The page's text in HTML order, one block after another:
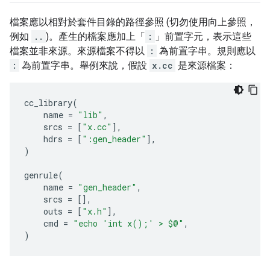
檔案應以相對於套件目錄的路徑參照 (切勿使用向上參照，
例如
.. )。產生的檔案應加上「 :
」前置字元，表示這些
檔案並非來源。來源檔案不得以
: 為前置字串。規則應以
: 為前置字串。舉例來說，假設 x.cc 是來源檔案：
cc_library(
name = "lib" ,
srcs = [ "x.cc" ],
hdrs = [ ":gen_header" ],
)
genrule(
name = "gen_header" ,
srcs = [],
outs = [ "x.h" ],
cmd = "echo 'int x();' > $@" ,
)